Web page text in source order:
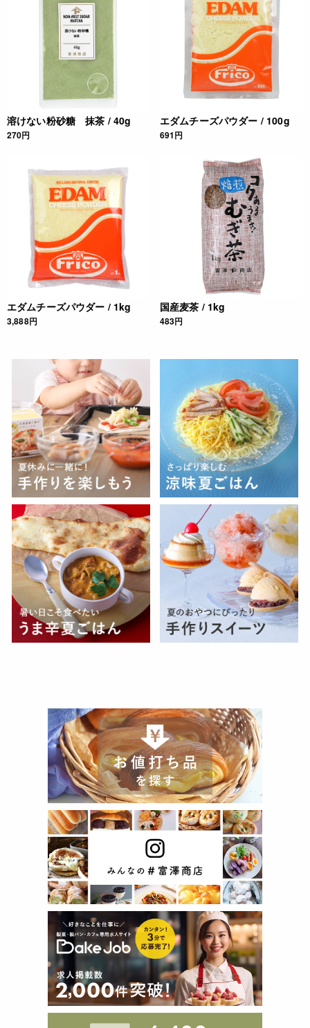
溶けない粉砂糖 抹茶 / 40g
270円
エダムチーズパウダー / 100g
691円
エダムチーズパウダー / 1kg
3,888円
国産麦茶 / 1kg
483円